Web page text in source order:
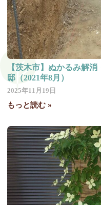
【茨木市】ぬかるみ解
邸（2021年8月）
2025年11月19日
もっと読む »